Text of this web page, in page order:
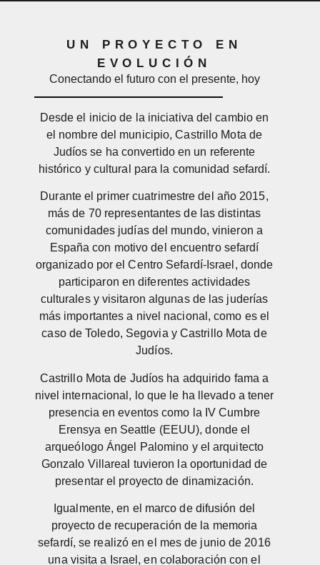
UN PROYECTO EN
EVOLUCIÓN
Conectando el futuro con el presente, hoy
Desde el inicio de la iniciativa del cambio en
el nombre del municipio, Castrillo Mota de
Judíos se ha convertido en un referente
histórico y cultural para la comunidad sefardí.
Durante el primer cuatrimestre del año 2015,
más de 70 representantes de las distintas
comunidades judías del mundo, vinieron a
España con motivo del encuentro sefardí
organizado por el Centro Sefardí-Israel, donde
participaron en diferentes actividades
culturales y visitaron algunas de las juderías
más importantes a nivel nacional, como es el
caso de Toledo, Segovia y Castrillo Mota de
Judíos.
Castrillo Mota de Judíos ha adquirido fama a
nivel internacional, lo que le ha llevado a tener
presencia en eventos como la IV Cumbre
Erensya en Seattle (EEUU), donde el
arqueólogo Ángel Palomino y el arquitecto
Gonzalo Villareal tuvieron la oportunidad de
presentar el proyecto de dinamización.
Igualmente, en el marco de difusión del
proyecto de recuperación de la memoria
sefardí, se realizó en el mes de junio de 2016
una visita a Israel, en colaboración con el